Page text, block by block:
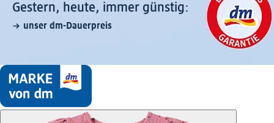
Gestern, heute, immer günstig:
unser dm-Dauerpreis